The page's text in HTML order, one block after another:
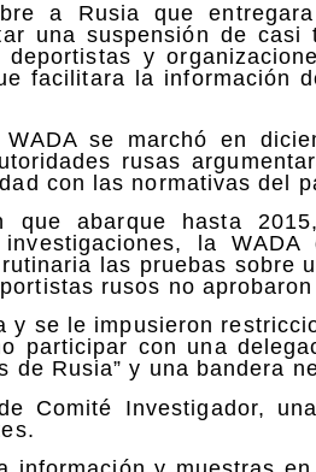
a Rusia que
una suspensión de casi
y
facilitara la información
se marchó en
rusas
con las normativas del
que abarque hasta
la
las pruebas sobre
rusos no
y se le impusieron
participar con una
de Rusia” y una bandera
Comité Investigador,